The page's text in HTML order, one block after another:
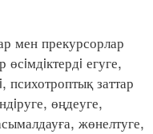
мен прекурсорлар
егуге,
заттар
өңдеуге,
жөнелтуге,